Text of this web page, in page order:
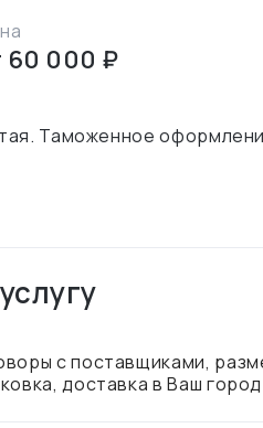
60 000 ₽
с поставщиками,